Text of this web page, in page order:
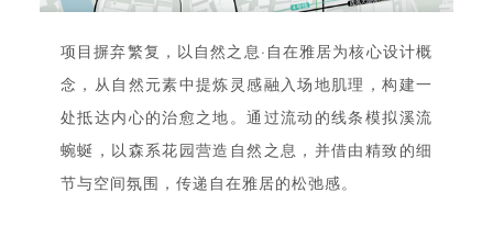
项目摒弃繁复，以自然之息·自在雅居为核心设计概
念，从自然元素中提炼灵感融入场地肌理，构建一
处抵达内心的治愈之地。通过流动的线条模拟溪流
蜿蜒，以森系花园营造自然之息，并借由精致的细
节与空间氛围，传递自在雅居的松弛感。